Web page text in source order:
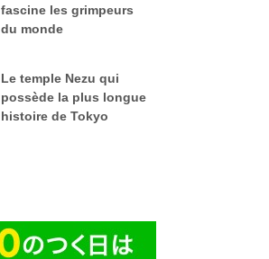
fascine les grimpeurs
du monde
Le temple Nezu qui
possède la plus longue
histoire de Tokyo